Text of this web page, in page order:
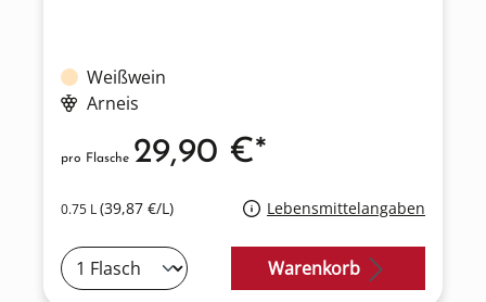
Weißwein
Arneis
0.75 L(39,87 €/L) Lebensmittelangaben
pro Flasche 29,90 €*
Warenkorb